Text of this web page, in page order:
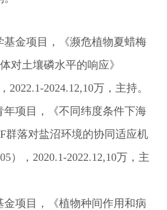
基金项目，《濒危植物夏蜡梅
对土壤磷水平的响应》
2022.1-2024.12,10万，主持。
年项目，《不同纬度条件下海
群落对盐沼环境的协同适应机
）， 2020.1-2022.12,10万，主
金项目，《植物种间作用和病